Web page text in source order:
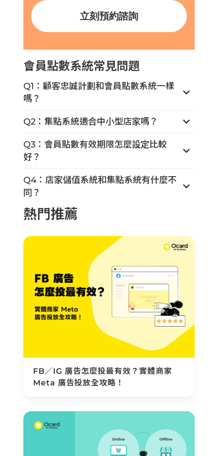
立刻預約諮詢
會員點數系統常見問題
Q1：顧客忠誠計劃和會員點數系統一樣
嗎？
Q2：集點系統適合中小型店家嗎？
Q3：會員點數有效期限怎麼設定比較
好？
Q4：店家儲值系統和集點系統有什麼不
同？
熱門推薦
FB／IG 廣告怎麼投最有效？實體商家
Meta 廣告投放全攻略！